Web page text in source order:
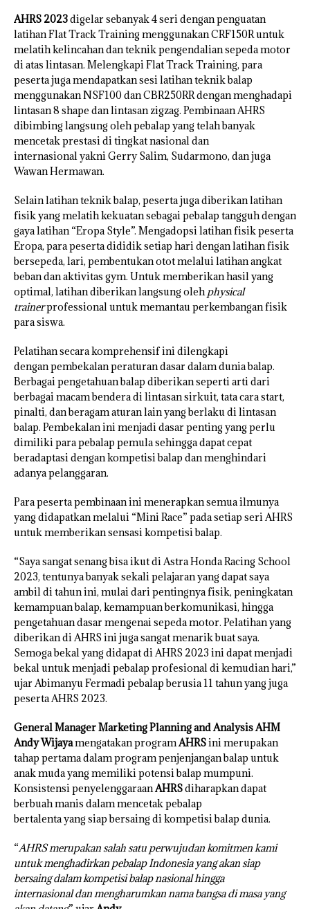
AHRS 2023digelar sebanyak 4 seri dengan penguatan
latihan Flat Track Training menggunakan CRF150R untuk
melatih kelincahan dan teknik pengendalian sepeda motor
di atas lintasan. Melengkapi Flat Track Training, para
peserta juga mendapatkan sesi latihan teknik balap
menggunakan NSF100 dan CBR250RR dengan menghadapi
lintasan 8 shape dan lintasan zigzag. Pembinaan AHRS
dibimbing langsung oleh pebalap yang telah banyak
mencetak prestasi di tingkat nasional dan
internasional yakni Gerry Salim, Sudarmono, dan juga
Wawan Hermawan.
Selain latihan teknik balap, peserta juga diberikan latihan
fisik yang melatih kekuatan sebagai pebalap tangguh dengan
gaya latihan “Eropa Style”. Mengadopsi latihan fisik peserta
Eropa, para peserta dididik setiap hari dengan latihan fisik
bersepeda, lari, pembentukan otot melalui latihan angkat
beban dan aktivitas gym. Untuk memberikan hasil yang
optimal, latihan diberikan langsung olehphysical
trainerprofessional untuk memantau perkembangan fisik
para siswa.
Pelatihan secara komprehensif ini dilengkapi
dengan pembekalan peraturan dasar dalam dunia balap.
Berbagai pengetahuan balap diberikan seperti arti dari
berbagai macam bendera di lintasan sirkuit, tata cara start,
pinalti, dan beragam aturan lain yang berlaku di lintasan
balap. Pembekalan ini menjadi dasar penting yang perlu
dimiliki para pebalap pemula sehingga dapat cepat
beradaptasi dengan kompetisi balap dan menghindari
adanya pelanggaran.
Para peserta pembinaan ini menerapkan semua ilmunya
yang didapatkan melalui “Mini Race” pada setiap seri AHRS
untuk memberikan sensasi kompetisi balap.
“Saya sangat senang bisa ikut di Astra Honda Racing School
2023, tentunya banyak sekali pelajaran yang dapat saya
ambil di tahun ini, mulai dari pentingnya fisik, peningkatan
kemampuan balap, kemampuan berkomunikasi, hingga
pengetahuan dasar mengenai sepeda motor. Pelatihan yang
diberikan di AHRS ini juga sangat menarik buat saya.
Semoga bekal yang didapat di AHRS 2023 ini dapat menjadi
bekal untuk menjadi pebalap profesional di kemudian hari,”
ujar Abimanyu Fermadi pebalap berusia 11 tahun yang juga
peserta AHRS 2023.
General Manager Marketing Planning and Analysis AHM
Andy Wijayamengatakan programAHRSini merupakan
tahap pertama dalam program penjenjangan balap untuk
anak muda yang memiliki potensi balap mumpuni.
Konsistensi penyelenggaraanAHRSdiharapkan dapat
berbuah manis dalam mencetak pebalap
bertalenta yang siap bersaing di kompetisi balap dunia.
“AHRS merupakan salah satu perwujudan komitmen kami
untuk menghadirkan pebalap Indonesia yang akan siap
bersaing dalam kompetisi balap nasional hingga
internasional dan mengharumkan nama bangsa di masa yang